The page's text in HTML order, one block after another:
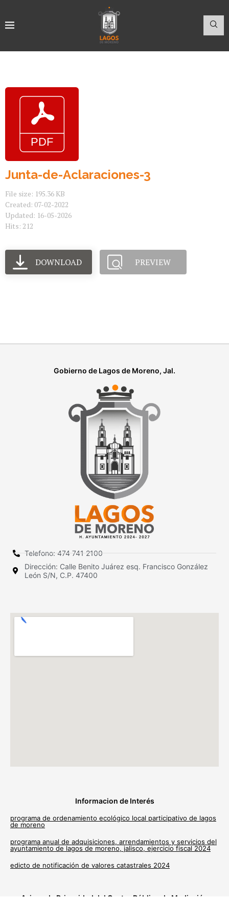
Junta-de-Aclaraciones-3
File size: 195.36 KB
Created: 07-02-2022
Updated: 16-05-2026
Hits: 212
DOWNLOAD PREVIEW
Gobierno de Lagos de Moreno, Jal.
Telefono: 474 741 2100
Dirección: Calle Benito Juárez esq. Francisco González
León S/N, C.P. 47400
Informacion de Interés
programa de ordenamiento ecológico local participativo de lagos
de moreno
programa anual de adquisiciones, arrendamientos y servicios del
ayuntamiento de lagos de moreno, jalisco, ejercicio fiscal 2024
edicto de notificación de valores catastrales 2024
Avisos de Privacidad del Centro Público de Mediación